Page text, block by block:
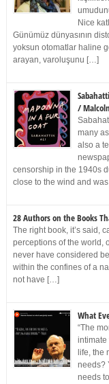
Nice
Günümüz dünyasının
yoksun otomatlar haline
arayan, varoluşunu […]
/
many
also a
censorship in the 1940s
close to the wind and
28 Authors on the Books
The right book, it’s said,
perceptions of the world,
never have considered
within the confines of a
not have […]
What
“The
intimate
life, the
needs?
needs